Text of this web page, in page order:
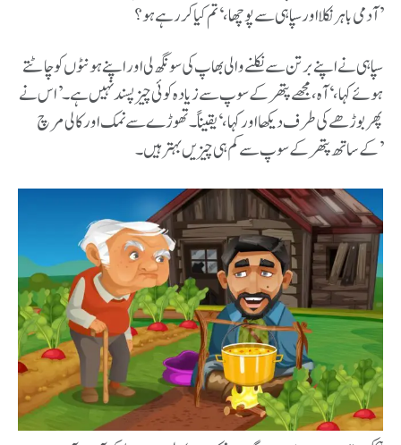
آدمی باہر نکلا اور سپاہی سے پوچھا، ‘تم کیا کر رہے ہو؟’
سپاہی نے اپنے برتن سے نکلنے والی بھاپ کی سونگھ لی اور اپنے ہونٹوں کو چاٹتے
ہوئے کہا، ‘آہ، مجھے پتھر کے سوپ سے زیادہ کوئی چیز پسند نہیں ہے۔’ اس نے
پھر بوڑھے کی طرف دیکھا اور کہا، ‘یقیناً۔ تھوڑے سے نمک اور کالی مرچ
کے ساتھ پتھر کے سوپ سے کم ہی چیزیں بہتر ہیں ۔’